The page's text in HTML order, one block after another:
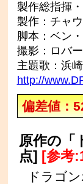
製作総指揮
製作：チャ
脚本：ベン
撮影：ロバ
主題歌：浜
http://
偏差値：
原作の「
点] [参考
ドラゴ